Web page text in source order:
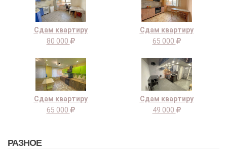
Сдам квартиру
80 000
Сдам квартиру
65 000
Сдам квартиру
65 000
Сдам квартиру
49 000
РАЗНОЕ